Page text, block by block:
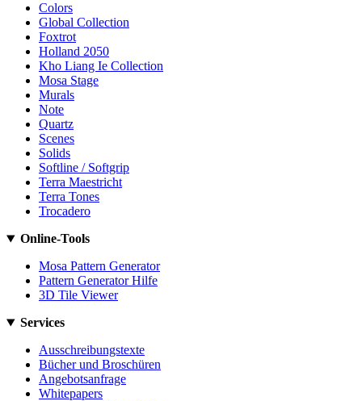
Colors
Global Collection
Foxtrot
Holland 2050
Kho Liang Ie Collection
Mosa Stage
Murals
Note
Quartz
Scenes
Solids
Softline / Softgrip
Terra Maestricht
Terra Tones
Trocadero
Online-Tools
Mosa Pattern Generator
Pattern Generator Hilfe
3D Tile Viewer
Services
Ausschreibungstexte
Bücher und Broschüren
Angebotsanfrage
Whitepapers